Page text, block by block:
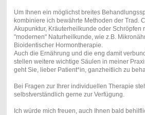
Um Ihnen ein möglichst breites
kombiniere ich bewährte Methoden der Trad.
Akupunktur, Kräuterheilkunde oder Schröpfen
"modernen" Naturheilkunde, wie z.B.
Bioidentischer Hormontherapie.
Auch die Ernährung und die eng damit
stellen weitere wichtige Säulen in meiner
geht Sie, lieber Patient*in, ganzheitlich zu
Bei Fragen zur Ihrer individuellen Therapie
selbstverständlich gerne zur Verfügung.
Ich würde mich freuen, auch Ihnen bald